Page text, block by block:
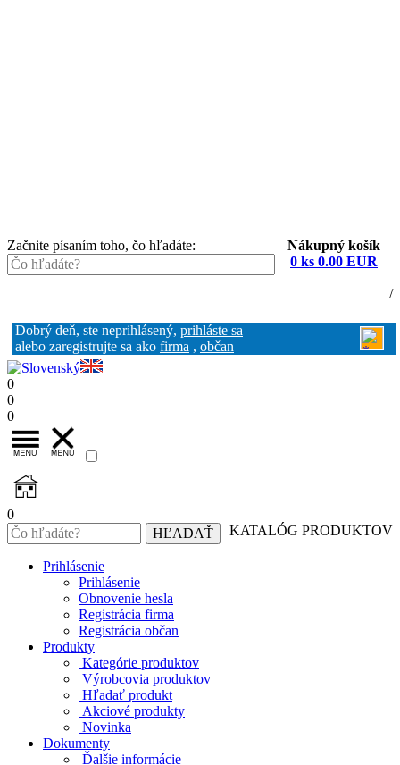
Začnite písaním toho, čo hľadáte:
Nákupný košík
0 ks 0.00 EUR
/
Dobrý deň, ste neprihlásený, prihláste sa
alebo zaregistrujte sa ako firma , občan
0
0
0
0
KATALÓG PRODUKTOV
Prihlásenie
Prihlásenie
Obnovenie hesla
Registrácia firma
Registrácia občan
Produkty
Kategórie produktov
Výrobcovia produktov
Hľadať produkt
Akciové produkty
Novinka
Dokumenty
Ďalšie informácie